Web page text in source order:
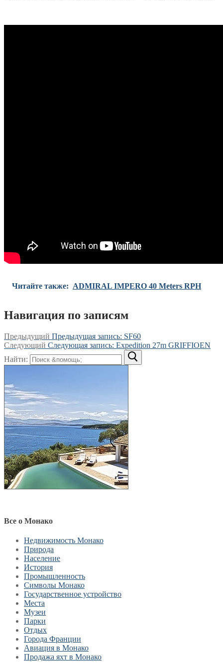
Читайте также: ADMIRAL IMPERO 40 Meters RPH
Навигация по записям
Предыдущий Предыдущая запись: SF60
Следующий Следующая запись: Expedition 27m GRIFFIOEN
Найти:
Все о Монако
Недвижимость Монако
Природа
Население
История
Промышленность
Символы Монако
Государственное устройство
Места
Музеи
Парки
Отдых
Города Франции
Авиация в Монако
Продажа яхт в Монако